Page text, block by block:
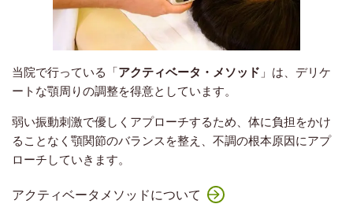
当院で行っている「アクティベータ・メソッド 」は、デリケ
ートな顎周りの調整を得意としています。
弱い振動刺激で優しくアプローチするため、体に負担をかけ
ることなく顎関節のバランスを整え、不調の根本原因にアプ
ローチしていきます。
アクティベータメソッドについて